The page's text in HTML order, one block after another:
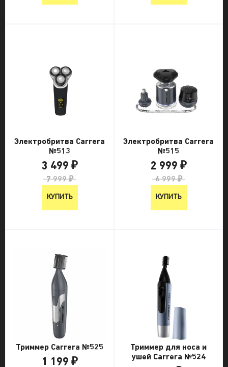
Электробритва Carrera
№513
3 499 ₽
7 999 ₽
КУПИТЬ
Электробритва Carrera
№515
2 999 ₽
6 999 ₽
КУПИТЬ
Триммер Carrera №525
1 199 ₽
Триммер для носа и
ушей Carrera №524